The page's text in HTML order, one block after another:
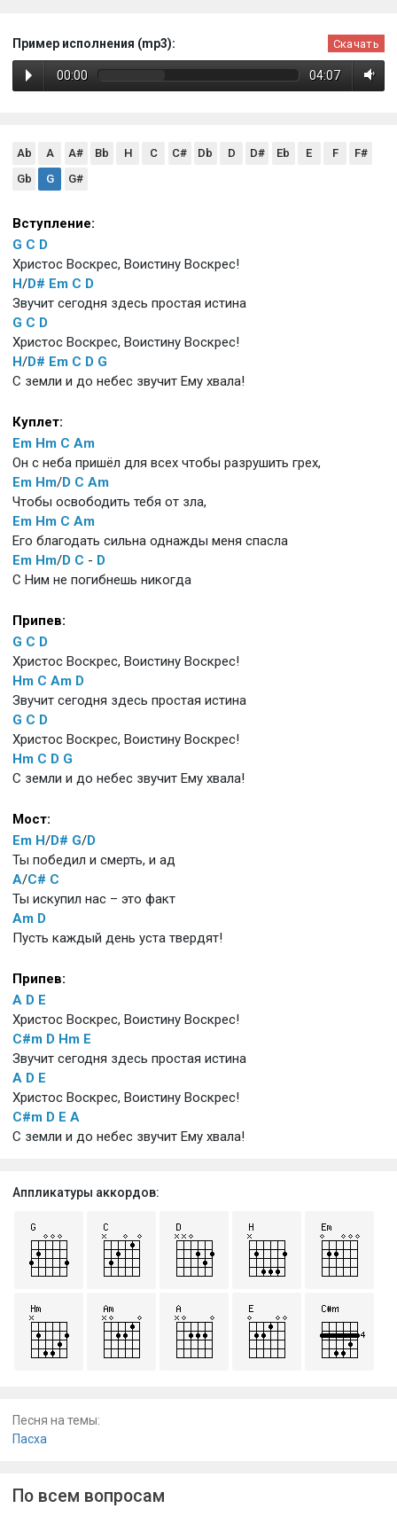
Пример исполнения (mp3): Скачать
00:00 04:07
Ab A A# Bb H C C# Db D D# Eb E F
F#
Gb
G G#
Вступление:
G C D
Христос Воскрес, Воистину Воскрес!
H/D# Em C D
Звучит сегодня здесь простая истина
G C D
Христос Воскрес, Воистину Воскрес!
H/D# Em C D G
С земли и до небес звучит Ему хвала!
Куплет:
Em Hm C Am
Он с неба пришёл для всех чтобы разрушить грех,
Em Hm/D C Am
Чтобы освободить тебя от зла,
Em Hm C Am
Его благодать сильна однажды меня спасла
Em Hm/D C - D
С Ним не погибнешь никогда
Припев:
G C D
Христос Воскрес, Воистину Воскрес!
Hm C Am D
Звучит сегодня здесь простая истина
G C D
Христос Воскрес, Воистину Воскрес!
Hm C D G
С земли и до небес звучит Ему хвала!
Мост:
Em H/D# G/D
Ты победил и смерть, и ад
A/C# C
Ты искупил нас – это факт
Am D
Пусть каждый день уста твердят!
Припев:
A D E
Христос Воскрес, Воистину Воскрес!
C#m D Hm E
Звучит сегодня здесь простая истина
A D E
Христос Воскрес, Воистину Воскрес!
C#m D E A
С земли и до небес звучит Ему хвала!
Аппликатуры аккордов:
Песня на темы:
Пасха
По всем вопросам